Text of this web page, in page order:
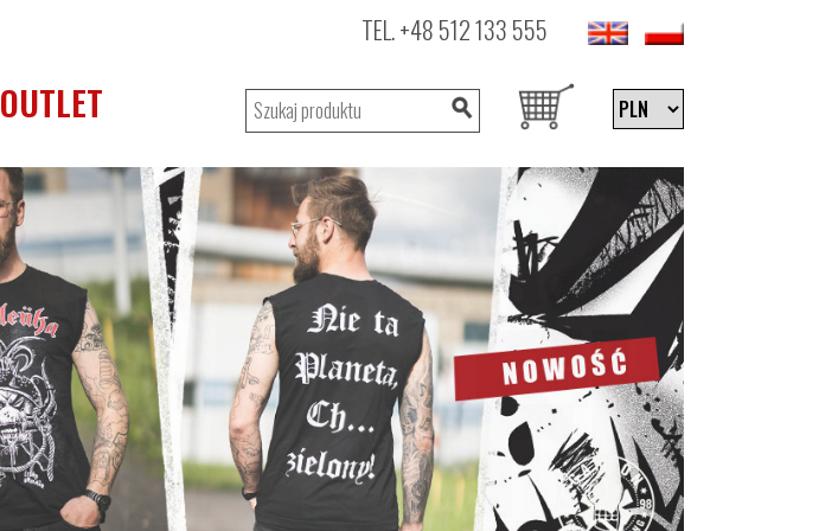
TEL.+48 512 133 555
OUTLET